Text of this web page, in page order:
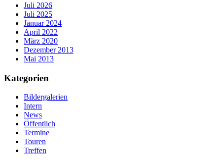
Juli 2026
Juli 2025
Januar 2024
April 2022
März 2020
Dezember 2013
Mai 2013
Kategorien
Bildergalerien
Intern
News
Öffentlich
Termine
Touren
Treffen